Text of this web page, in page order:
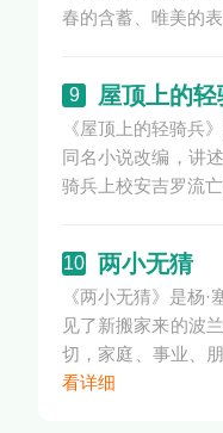
春的含蓄、唯美的
9 屋顶上的轻
《屋顶上的轻骑兵
同名小说改编，讲
骑兵上校安吉罗流
10 两小无猜
《两小无猜》是杨
见了新搬家来的波
切，家庭、事业、
看详细